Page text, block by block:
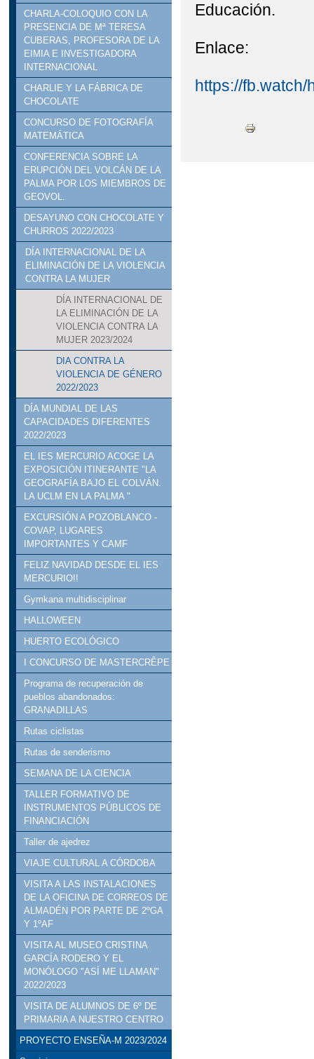
CHARLA-COLOQUIO CON LA
PRESENCIA DE Mª TERESA
CUBERAS, PROFESORA DE LA
EIMIA E INVESTIGADORA
INTERNACIONAL
CHARLIE Y LA FÁBRICA DE
CHOCOLATE
CONCURSO DE FOTOGRAFÍA
MATEMÁTICA
CONFERENCIA SOBRE LA
ERUPCIÓN DEL VOLCÁN DE LA
PALMA POR LOS MIEMBROS DE
GEOVOL.
DESAYUNO CON CHOCOLATE Y
CHURROS 2022/2023
DÍA INTERNACIONAL DE LA
ELIMINACIÓN DE LA VIOLENCIA
CONTRA LA MUJER
DÍA INTERNACIONAL DE
LA ELIMINACIÓN DE LA
VIOLENCIA CONTRA LA
MUJER 2023/2024
DIA CONTRA LA
VIOLENCIA DE GÉNERO
2022/2023
DÍA MUNDIAL DE LAS
CAPACIDADES DIFERENTES
2022/2023
EL IES MERCURIO ACOGE LA
EXPOSICIÓN ITINERANTE "LA
GEOGRAFÍA BAJO EL COLVÁN.
LA UCLM EN LA PALMA "
EXCURSIÓN A POZOBLANCO -
COVAP, LUGARES
IMPORTANTES Y CAMF
FELIZ NAVIDAD DESDE EL IES
MERCURIO!!
Gymkana multidisciplinar
HALLOWEEN
HUERTO ECOLÓGICO
I CONCURSO DE MASTERCRÊPE
Programa de recuperación de
pueblos abandonados:
GRANADILLAS
Rutas ciclistas
Rutas de senderismo
SEMANA DE LA CIENCIA
TALLER FORMATIVO DE
INSTRUMENTOS PÚBLICOS DE
FINANCIACIÓN
Taller de ajedrez
VIAJE CULTURAL A CÓRDOBA
VISITA A LAS INSTALACIONES
DE LA OFICINA DE CORREOS DE
ALMADÉN POR PARTE DE 2ºGA
Y 1ºAF
VISITA AL MUSEO CRISTINA
GARCÍA RODERO Y EL
MONÓLOGO "ASÍ ME LLAMAN"
2022/2023
VISITA DE ALUMNOS DE 6º DE
PRIMARIA A NUESTRO CENTRO
PROYECTO ENSEÑA-M 2023/2024
Educación.
Enlace:
https://fb.watch/